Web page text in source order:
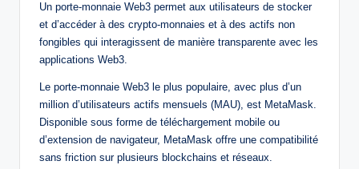
Un porte-monnaie Web3 permet aux utilisateurs de stocker
et d’accéder à des crypto-monnaies et à des actifs non
fongibles qui interagissent de manière transparente avec les
applications Web3.
Le porte-monnaie Web3 le plus populaire, avec plus d’un
million d’utilisateurs actifs mensuels (MAU), est MetaMask.
Disponible sous forme de téléchargement mobile ou
d’extension de navigateur, MetaMask offre une compatibilité
sans friction sur plusieurs blockchains et réseaux.